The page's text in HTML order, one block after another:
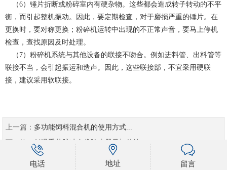
（6）锤片折断或粉碎室内有硬杂物。这些都会造成转子转动的不平
衡，而引起整机振动。因此，要定期检查，对于磨损严重的锤片。在
更换时，要对称更换；粉碎机运转中出现的不正常声音，要马上停机
检查，查找原因及时处理。
（7）粉碎机系统与其他设备的联接不吻合。例如进料管、出料管等
联接不当，会引起振运和造声。因此，这些联接部，不宜采用硬联
接，建议采用软联接。
上一篇： 多功能饲料混合机的使用方式...
下一篇：低温季节脉冲布袋除尘器骨架的注...
电话 地址 留言